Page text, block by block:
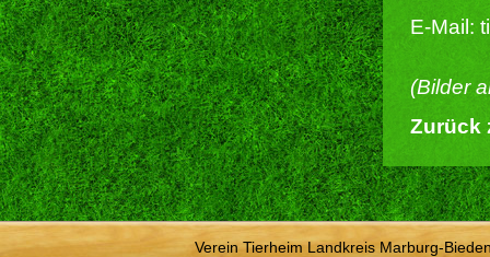
E-Mail:
(Bilder
Zurück
Verein Tierheim Landkreis Marburg-